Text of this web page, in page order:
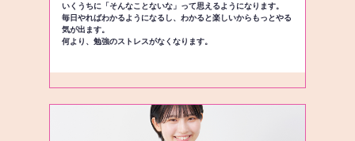
いくうちに「そんなことないな」って思えるようになります。
毎日やればわかるようになるし、わかると楽しいからもっとやる
気が出ます。
何より、勉強のストレスがなくなります。